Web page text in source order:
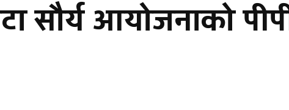
सौर्य आयोजनाको